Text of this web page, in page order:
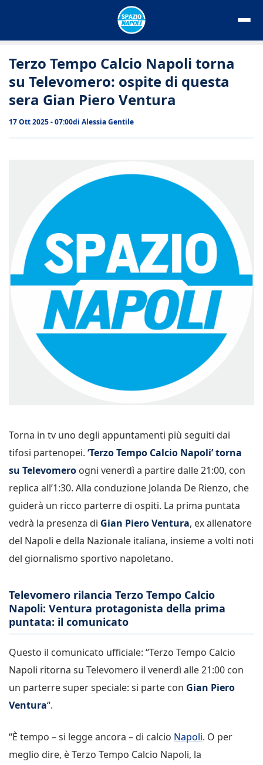
Terzo Tempo Calcio Napoli torna
su Televomero: ospite di questa
sera Gian Piero Ventura
17 Ott 2025 - 07:00di Alessia Gentile
Torna in tv uno degli appuntamenti più seguiti dai
tifosi partenopei. ‘Terzo Tempo Calcio Napoli’ torna
su Televomero ogni venerdì a partire dalle 21:00, con
replica all’1:30. Alla conduzione Jolanda De Rienzo, che
guiderà un ricco parterre di ospiti. La prima puntata
vedrà la presenza di Gian Piero Ventura, ex allenatore
del Napoli e della Nazionale italiana, insieme a volti noti
del giornalismo sportivo napoletano.
Televomero rilancia Terzo Tempo Calcio
Napoli: Ventura protagonista della prima
puntata: il comunicato
Questo il comunicato ufficiale: “Terzo Tempo Calcio
Napoli ritorna su Televomero il venerdì alle 21:00 con
un parterre super speciale: si parte con Gian Piero
Ventura“.
“È tempo – si legge ancora – di calcio Napoli. O per
meglio dire, è Terzo Tempo Calcio Napoli, la